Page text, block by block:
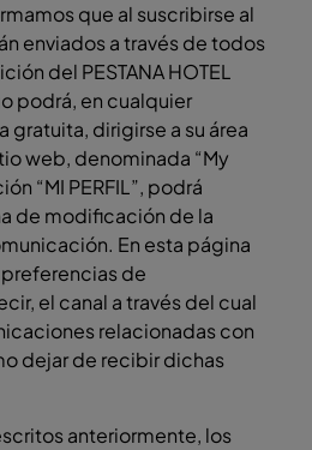
que al suscribirse al
enviados a través de todos
del PESTANA HOTEL
podrá, en cualquier
gratuita, dirigirse a su área
web, denominada “My
“MI PERFIL”, podrá
de modificación de la
En esta página
de
el canal a través del cual
relacionadas con
dejar de recibir dichas
anteriormente, los